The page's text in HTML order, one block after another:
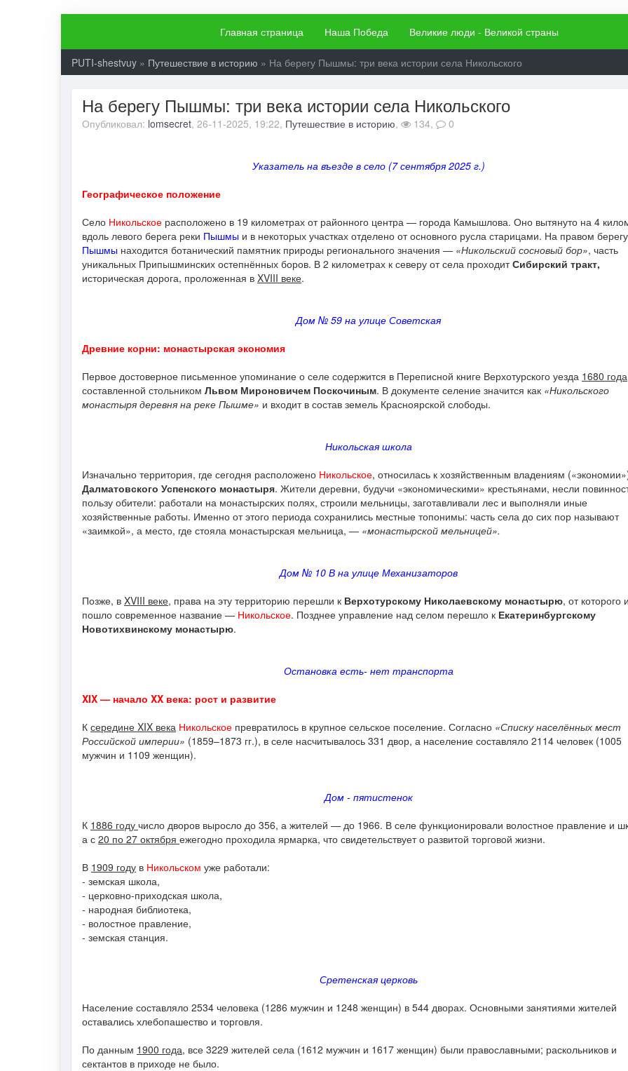
Главная страница Наша Победа Великие люди - Великой страны
PUTI-shestvuy » Путешествие в историю » На берегу Пышмы: три века истории села Никольского
На берегу Пышмы: три века истории села Никольского
Опубликовал: lomsecret, 26-11-2025, 19:22, Путешествие в историю, 134, 0
Указатель на въезде в село (7 сентября 2025 г.)
Географическое положение
Село Никольское расположено в 19 километрах от районного центра — города Камышлова. Оно вытянуто на 4
вдоль левого берега реки Пышмы и в некоторых участках отделено от основного русла старицами. На правом берегу
Пышмы находится ботанический памятник природы регионального значения — «Никольский сосновый бор», часть
уникальных Припышминских остепнённых боров. В 2 километрах к северу от села проходитСибирский тракт,
историческая дорога, проложенная в XVIII веке.
Дом № 59 на улице Советская
Древние корни: монастырская экономия
Первое достоверное письменное упоминание о селе содержится в Переписной книге Верхотурского уезда 1680 года
составленной стольником Львом Мироновичем Поскочиным. В документе селение значится как «Никольского
монастыря деревня на реке Пышме» и входит в состав земель Красноярской слободы.
Никольская школа
Изначально территория, где сегодня расположено Никольское, относилась к хозяйственным владениям
Далматовского Успенского монастыря. Жители деревни, будучи «экономическими» крестьянами, несли
пользу обители: работали на монастырских полях, строили мельницы, заготавливали лес и выполняли иные
хозяйственные работы. Именно от этого периода сохранились местные топонимы: часть села до сих пор называют
«заимкой», а место, где стояла монастырская мельница, — «монастырской мельницей».
Дом № 10 В на улице Механизаторов
Позже, в XVIII веке, права на эту территорию перешли к Верхотурскому Николаевскому монастырю, от которого
пошло современное название — Никольское. Позднее управление над селом перешло к Екатеринбургскому
Новотихвинскому монастырю.
Остановка есть- нет транспорта
XIX — начало XX века: рост и развитие
К середине XIX века Никольское превратилось в крупное сельское поселение. Согласно «Списку населённых мест
Российской империи» (1859–1873 гг.), в селе насчитывалось 331 двор, а население составляло 2114 человек (1005
мужчин и 1109 женщин).
Дом - пятистенок
К 1886 году число дворов выросло до 356, а жителей — до 1966. В селе функционировали волостное правление и
а с 20 по 27 октября ежегодно проходила ярмарка, что свидетельствует о развитой торговой жизни.
В 1909 году в Никольском уже работали:
- земская школа,
- церковно-приходская школа,
- народная библиотека,
- волостное правление,
- земская станция.
Сретенская церковь
Население составляло 2534 человека (1286 мужчин и 1248 женщин) в 544 дворах. Основными занятиями жителей
оставались хлебопашество и торговля.
По данным 1900 года, все 3229 жителей села (1612 мужчин и 1617 женщин) были православными; раскольников и
сектантов в приходе не было.